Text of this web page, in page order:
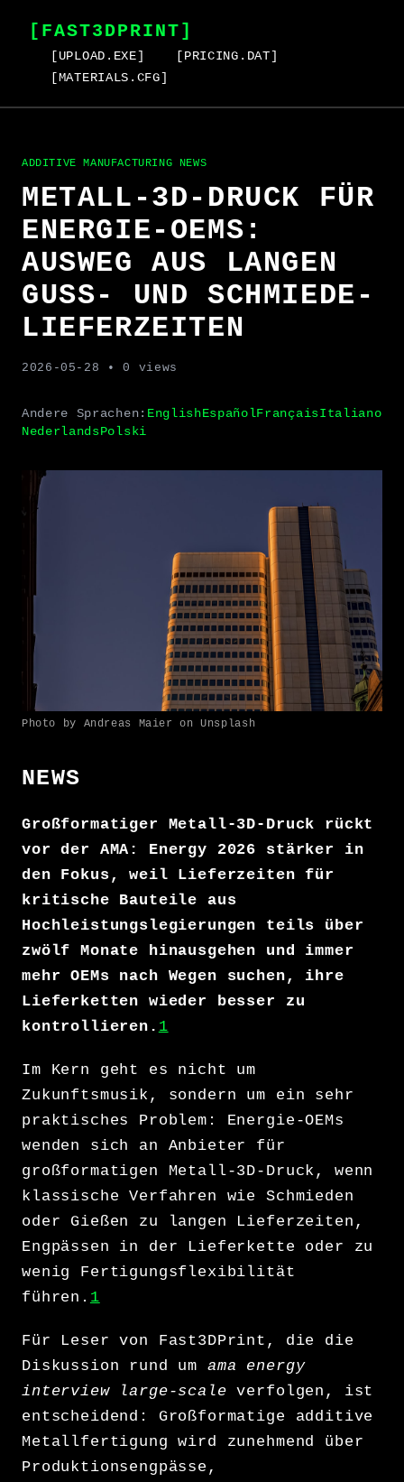
[FAST3DPRINT]
[UPLOAD.EXE]
[PRICING.DAT]
[MATERIALS.CFG]
ADDITIVE MANUFACTURING NEWS
METALL-3D-DRUCK FÜR
ENERGIE-OEMS:
AUSWEG AUS LANGEN
GUSS- UND SCHMIEDE-
LIEFERZEITEN
2026-05-28 • 0 views
Andere Sprachen: EnglishEspañolFrançaisItaliano
NederlandsPolski
Photo by Andreas Maier on Unsplash
NEWS
Großformatiger Metall-3D-Druck rückt
vor der AMA: Energy 2026 stärker in
den Fokus, weil Lieferzeiten für
kritische Bauteile aus
Hochleistungslegierungen teils über
zwölf Monate hinausgehen und immer
mehr OEMs nach Wegen suchen, ihre
Lieferketten wieder besser zu
kontrollieren. 1
Im Kern geht es nicht um
Zukunftsmusik, sondern um ein sehr
praktisches Problem: Energie-OEMs
wenden sich an Anbieter für
großformatigen Metall-3D-Druck, wenn
klassische Verfahren wie Schmieden
oder Gießen zu langen Lieferzeiten,
Engpässen in der Lieferkette oder zu
wenig Fertigungsflexibilität
führen. 1
Für Leser von Fast3DPrint, die die
Diskussion rund um ama energy
interview large-scale verfolgen, ist
entscheidend: Großformatige additive
Metallfertigung wird zunehmend über
Produktionsengpässe,